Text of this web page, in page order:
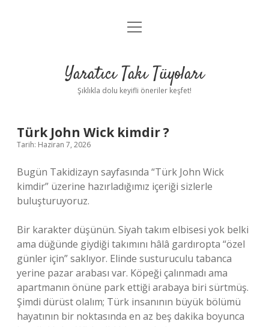
Anasayfa
Yasal Uyarı
menüyü
Yaratıcı Takı Tüyoları
Şıklıkla dolu keyifli öneriler keşfet!
Türk John Wick kimdir ?
Tarih: Haziran 7, 2026
Bugün Takidizayn sayfasında “Türk John Wick
kimdir” üzerine hazırladığımız içeriği sizlerle
buluşturuyoruz.
Bir karakter düşünün. Siyah takım elbisesi yok belki
ama düğünde giydiği takımını hâlâ gardıropta “özel
günler için” saklıyor. Elinde susturuculu tabanca
yerine pazar arabası var. Köpeği çalınmadı ama
apartmanın önüne park ettiği arabaya biri sürtmüş.
Şimdi dürüst olalım; Türk insanının büyük bölümü
hayatının bir noktasında en az beş dakika boyunca